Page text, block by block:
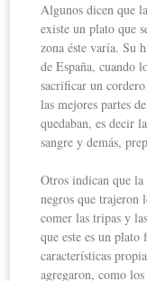
Algunos dicen que
existe un plato que
zona éste varía. Su
de España, cuando
sacrificar un
las mejores partes
quedaban, es decir
sangre y demás,
Otros indican que
negros que trajeron
comer las tripas y
que este es un
características
agregaron, como